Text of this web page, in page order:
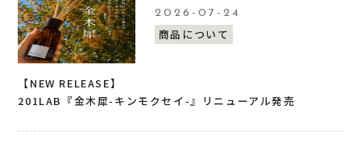
2026-07-24
商品について
【NEW RELEASE】
201LAB『金木犀-キンモクセイ-』リニューアル発売